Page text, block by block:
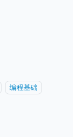
编程基础